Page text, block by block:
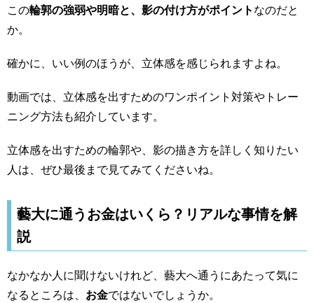
この輪郭の強弱や明暗と、影の付け方がポイントなのだと
か。
確かに、いい例のほうが、立体感を感じられますよね。
動画では、立体感を出すためのワンポイント対策やトレー
ニング方法も紹介しています。
立体感を出すための輪郭や、影の描き方を詳しく知りたい
人は、ぜひ最後まで見てみてくださいね。
藝大に通うお金はいくら？リアルな事情を解
説
なかなか人に聞けないけれど、藝大へ通うにあたって気に
なるところは、 お金ではないでしょうか。